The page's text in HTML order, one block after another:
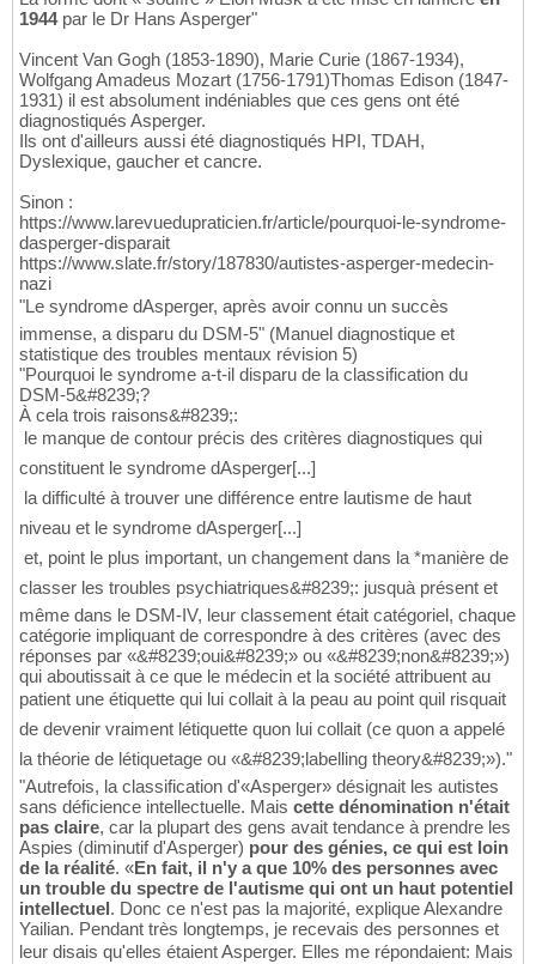
1944par le Dr Hans Asperger"
Vincent Van Gogh (1853-1890), Marie Curie (1867-1934),
Wolfgang Amadeus Mozart (1756-1791)Thomas Edison (1847-
1931) il est absolument indéniables que ces gens ont été
diagnostiqués Asperger.
Ils ont d'ailleurs aussi été diagnostiqués HPI, TDAH,
Dyslexique, gaucher et cancre.
Sinon :
https://www.larevuedupraticien.fr/article/pourquoi-le-syndrome-
dasperger-disparait
https://www.slate.fr/story/187830/autistes-asperger-medecin-
nazi
"Le syndrome dAsperger, après avoir connu un succès
immense, a disparu du DSM-5" (Manuel diagnostique et
statistique des troubles mentaux révision 5)
"Pourquoi le syndrome a-t-il disparu de la classification du
DSM-5&#8239;?
À cela trois raisons&#8239;:
 le manque de contour précis des critères diagnostiques qui
constituent le syndrome dAsperger[...]
 la difficulté à trouver une différence entre lautisme de haut
niveau et le syndrome dAsperger[...]
 et, point le plus important, un changement dans la *manière de
classer les troubles psychiatriques&#8239;: jusquà présent et
même dans le DSM-IV, leur classement était catégoriel, chaque
catégorie impliquant de correspondre à des critères (avec des
réponses par «&#8239;oui&#8239;» ou «&#8239;non&#8239;»)
qui aboutissait à ce que le médecin et la société attribuent au
patient une étiquette qui lui collait à la peau au point quil risquait
de devenir vraiment létiquette quon lui collait (ce quon a appelé
la théorie de létiquetage ou «&#8239;labelling theory&#8239;»)."
"Autrefois, la classification d'«Asperger» désignait les autistes
sans déficience intellectuelle. Mais cette dénomination n'était
pas claire, car la plupart des gens avait tendance à prendre les
Aspies (diminutif d'Asperger) pour des génies, ce qui est loin
de la réalité. «En fait, il n'y a que 10% des personnes avec
un trouble du spectre de l'autisme qui ont un haut potentiel
intellectuel. Donc ce n'est pas la majorité, explique Alexandre
Yailian. Pendant très longtemps, je recevais des personnes et
leur disais qu'elles étaient Asperger. Elles me répondaient: Mais